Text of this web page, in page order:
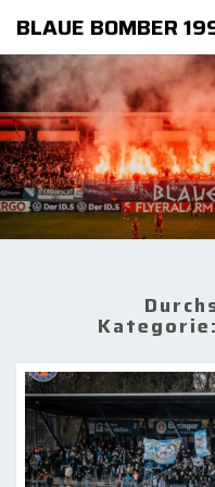
BLAUE BOMBER
Kategorie: